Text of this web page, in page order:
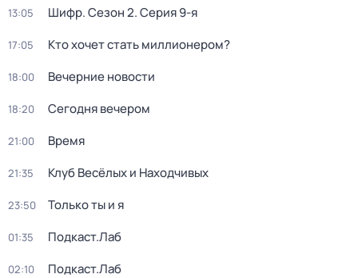
13:05 Шифр. Сезон 2. Серия 9-я
17:05 Кто хочет стать миллионером?
18:00 Вечерние новости
18:20 Сегодня вечером
21:00 Время
21:35 Клуб Весёлых и Находчивых
23:50 Только ты и я
01:35 Подкаст.Лаб
02:10 Подкаст.Лаб